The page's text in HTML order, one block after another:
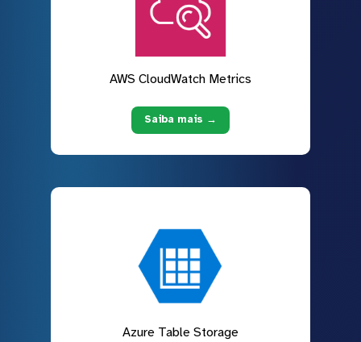
AWS CloudWatch Metrics
Saiba mais →
Azure Table Storage